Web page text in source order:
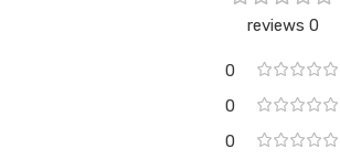
0 reviews
0
0
0